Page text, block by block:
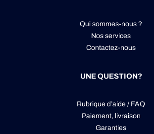
Qui sommes-nous ?
Nos services
Contactez-nous
UNE QUESTION?
Rubrique d’aide / FAQ
Paiement, livraison
Garanties